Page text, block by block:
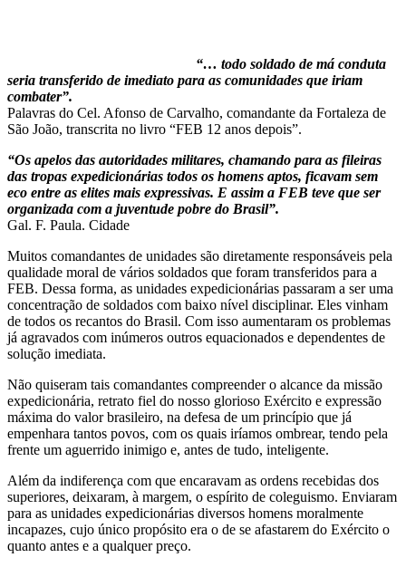
“… todo soldado de má conduta
seria transferido de imediato para as comunidades que iriam
combater”.
Palavras do Cel. Afonso de Carvalho, comandante da Fortaleza de
São João, transcrita no livro “FEB 12 anos depois”.
“Os apelos das autoridades militares, chamando para as fileiras
das tropas expedicionárias todos os homens aptos, ficavam sem
eco entre as elites mais expressivas. E assim a FEB teve que ser
organizada com a juventude pobre do Brasil”.
Gal. F. Paula. Cidade
Muitos comandantes de unidades são diretamente responsáveis pela
qualidade moral de vários soldados que foram transferidos para a
FEB. Dessa forma, as unidades expedicionárias passaram a ser uma
concentração de soldados com baixo nível disciplinar. Eles vinham
de todos os recantos do Brasil. Com isso aumentaram os problemas
já agravados com inúmeros outros equacionados e dependentes de
solução imediata.
Não quiseram tais comandantes compreender o alcance da missão
expedicionária, retrato fiel do nosso glorioso Exército e expressão
máxima do valor brasileiro, na defesa de um princípio que já
empenhara tantos povos, com os quais iríamos ombrear, tendo pela
frente um aguerrido inimigo e, antes de tudo, inteligente.
Além da indiferença com que encaravam as ordens recebidas dos
superiores, deixaram, à margem, o espírito de coleguismo. Enviaram
para as unidades expedicionárias diversos homens moralmente
incapazes, cujo único propósito era o de se afastarem do Exército o
quanto antes e a qualquer preço.